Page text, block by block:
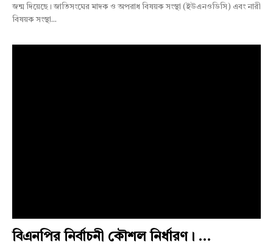
জন্ম দিয়েছে। জাতিসংঘের মাদক ও অপরাধ বিষয়ক সংস্থা (ইউএনওডিসি) এবং নারী
বিষয়ক সংস্থা...
বিএনপির নির্বাচনী কৌশল নির্ধারণ। ...